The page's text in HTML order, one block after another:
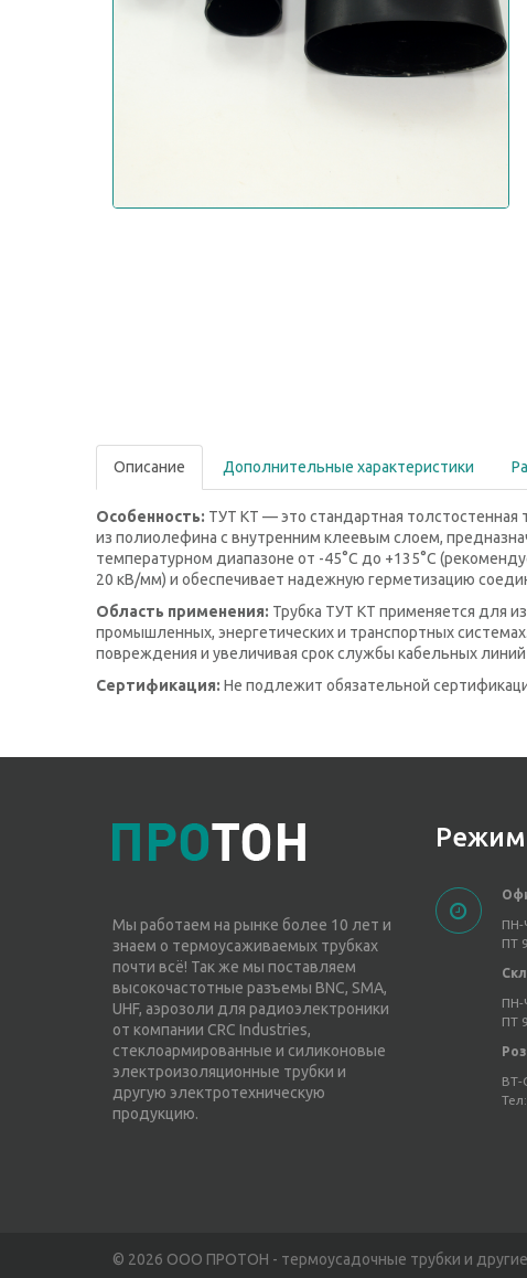
Описание Дополнительные характеристики
Особенность: ТУТ КТ — это стандартная толстостенная
из полиолефина с внутренним клеевым слоем,
температурном диапазоне от -45°С до +135°С
20 кВ/мм) и обеспечивает надежную герметизацию
Область применения: Трубка ТУТ КТ применяется для
промышленных, энергетических и транспортных
повреждения и увеличивая срок службы кабельных
Сертификация: Не подлежит обязательной
Мы работаем на рынке более 10 лет и
знаем о термоусаживаемых трубках
почти всё! Так же мы поставляем
высокочастотные разъемы BNC, SMA,
UHF, аэрозоли для радиоэлектроники
от компании CRC Industries,
стеклоармированные и силиконовые
электроизоляционные трубки и
другую электротехническую
продукцию.
Режим
ПН-
ПТ
ПН-
ПТ
ВТ-
© 2026 ООО ПРОТОН - термоусадочные трубки и